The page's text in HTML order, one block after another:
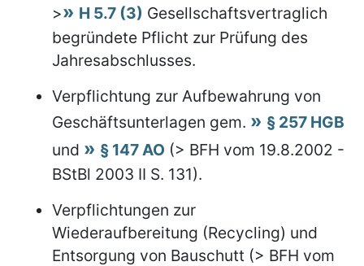
> H 5.7 (3) Gesellschaftsvertraglich
begründete Pflicht zur Prüfung des
Jahresabschlusses.
Verpflichtung zur Aufbewahrung von
Geschäftsunterlagen gem.
§ 257 HGB
und
§ 147 AO (> BFH vom 19.8.2002 -
BStBl 2003 II S. 131).
Verpflichtungen zur
Wiederaufbereitung (Recycling) und
Entsorgung von Bauschutt (> BFH vom